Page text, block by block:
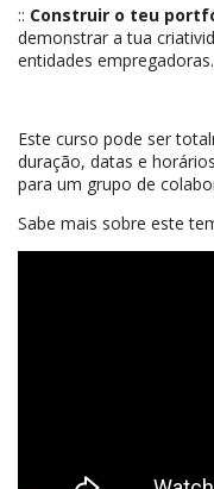
:: Construir o teu
demonstrar a tua
entidades empregadoras.
Este curso pode ser
duração, datas e
para um grupo de
Sabe mais sobre este